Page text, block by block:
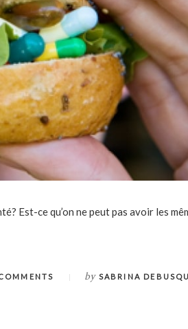
Est-ce qu’on ne peut pas avoir les
by SABRINA